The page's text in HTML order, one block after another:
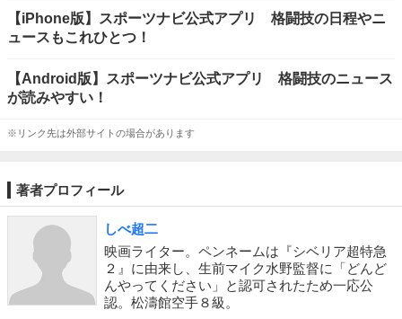
【iPhone版】スポーツナビ公式アプリ 格闘技の日程やニ
ュースもこれひとつ！
【Android版】スポーツナビ公式アプリ 格闘技のニュース
が読みやすい！
※リンク先は外部サイトの場合があります
著者プロフィール
しべ超二
映画ライター。ペンネームは『シベリア超特急
２』に由来し、生前マイク水野監督に「どんど
んやってください」と認可されたため一応公
認。松濤館空手８級。